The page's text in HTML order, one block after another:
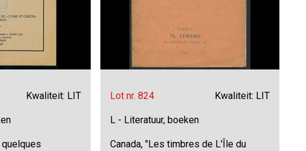
Kwaliteit: LIT
quelques
Lot nr. 824 Kwaliteit: LIT
L - Literatuur, boeken
Canada, "Les timbres de L'Île du